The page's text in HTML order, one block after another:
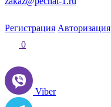
Регистрация Авторизация
0
Viber